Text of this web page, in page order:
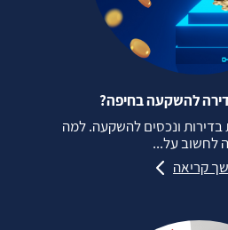
להשקעה בחיפה?
בדירות ונכסים להשקעה. למה
לחשוב על...
קריאה